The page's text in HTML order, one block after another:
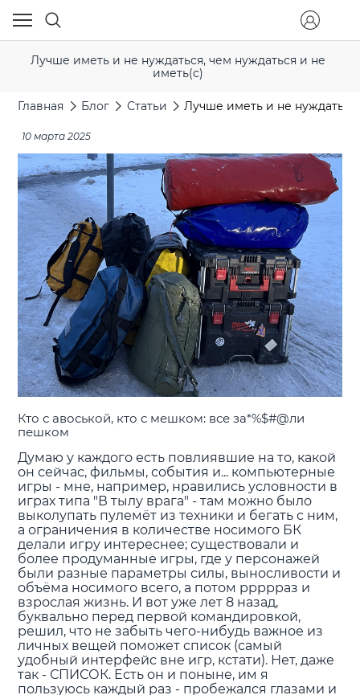
Лучше иметь и не нуждаться, чем нуждаться и не
иметь(с)
Главная Блог Статьи Лучше иметь и не
10 марта 2025
Кто с авоськой, кто с мешком: все за*%$#@ли
пешком
Думаю у каждого есть повлиявшие на то, какой
он сейчас, фильмы, события и... компьютерные
игры - мне, например, нравились условности в
играх типа "В тылу врага" - там можно было
выколупать пулемёт из техники и бегать с ним,
а ограничения в количестве носимого БК
делали игру интереснее; существовали и
более продуманные игры, где у персонажей
были разные параметры силы, выносливости и
объёма носимого всего, а потом ррррраз и
взрослая жизнь. И вот уже лет 8 назад,
буквально перед первой командировкой,
решил, что не забыть чего-нибудь важное из
личных вещей поможет список (самый
удобный интерфейс вне игр, кстати). Нет, даже
так - СПИСОК. Есть он и поныне, им я
пользуюсь каждый раз - пробежался глазами и